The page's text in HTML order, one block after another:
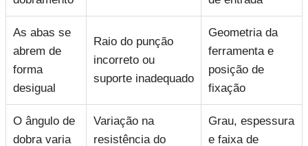
As abas se
abrem de
forma
desigual
Raio do punção
incorreto ou
suporte inadequado
Geometria da
ferramenta e
posição de
fixação
O ângulo de
dobra varia
Variação na
resistência do
Grau, espessura
e faixa de